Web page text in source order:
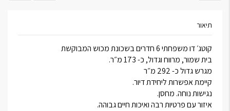
תיאור
קוטג׳ דו משפחתי 6 חדרים בשכונת מכוש המבוקשת
בית שמור, מרווח וגדול, כ- 173 מ״ר.
מגרש גדול כ- 292 מ״ר
קיימת אפשרות ליחידת דיור.
נגישות נוחה. מחסן.
איזור עם פרטיות רבה ואיכות חיים גבוהה.